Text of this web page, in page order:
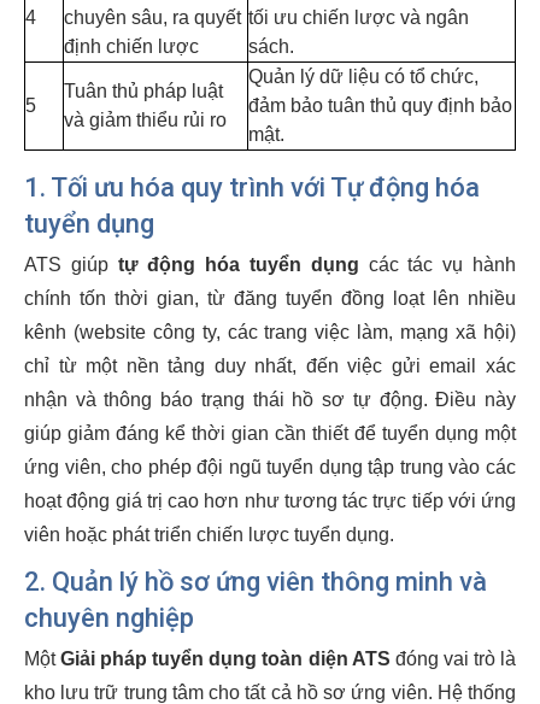
4
chuyên sâu, ra quyết
định chiến lược
tối ưu chiến lược và ngân
sách.
5
Tuân thủ pháp luật
và giảm thiểu rủi ro
Quản lý dữ liệu có tổ chức,
đảm bảo tuân thủ quy định bảo
mật.
1. Tối ưu hóa quy trình với Tự động hóa
tuyển dụng
ATS giúp tự động hóa tuyển dụng các tác vụ hành
chính tốn thời gian, từ đăng tuyển đồng loạt lên nhiều
kênh (website công ty, các trang việc làm, mạng xã hội)
chỉ từ một nền tảng duy nhất, đến việc gửi email xác
nhận và thông báo trạng thái hồ sơ tự động. Điều này
giúp giảm đáng kể thời gian cần thiết để tuyển dụng một
ứng viên, cho phép đội ngũ tuyển dụng tập trung vào các
hoạt động giá trị cao hơn như tương tác trực tiếp với ứng
viên hoặc phát triển chiến lược tuyển dụng.
2. Quản lý hồ sơ ứng viên thông minh và
chuyên nghiệp
MộtGiải pháp tuyển dụng toàn diện ATS đóng vai trò là
kho lưu trữ trung tâm cho tất cả hồ sơ ứng viên. Hệ thống